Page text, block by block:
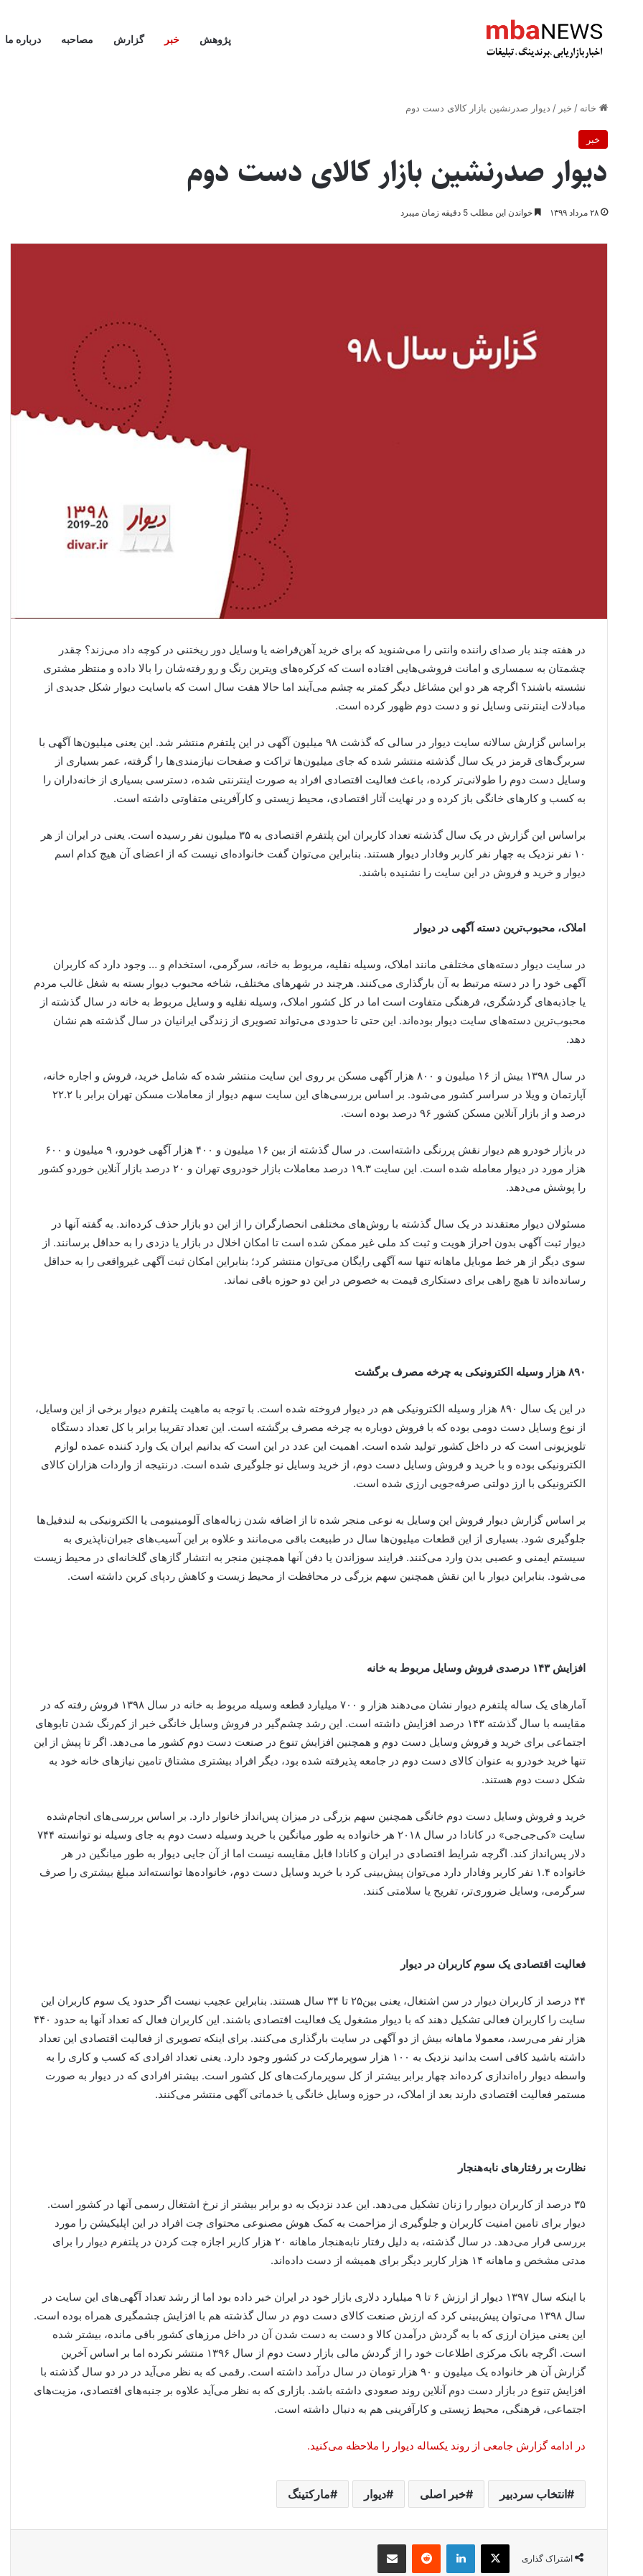
پژوهش خبر گزارش مصاحبه درباره ما
خانه / خبر / دیوار صدرنشین بازار کالای دست دوم
خبر
دیوار صدرنشین بازار کالای دست دوم
۲۸ مرداد ۱۳۹۹ خواندن این مطلب 5 دقیقه زمان میبرد
در هفته چند بار صدای راننده وانتی را می‌شنوید که برای خرید آهن‌قراضه یا وسایل دور ریختنی در کوچه داد می‌زند؟ چقدر
چشمتان به سمساری و امانت فروشی‌هایی افتاده است که کرکره‌های ویترین رنگ و رو رفته‌شان را بالا داده و منتظر مشتری
نشسته باشند؟ اگرچه هر دو این مشاغل دیگر کمتر به چشم می‌آیند اما حالا هفت سال است که باسایت دیوار شکل جدیدی از
مبادلات اینترنتی وسایل نو و دست دوم ظهور کرده است.
براساس گزارش سالانه سایت دیوار در سالی که گذشت ۹۸ میلیون آگهی در این پلتفرم منتشر شد. این یعنی میلیون‌ها آگهی با
سربرگ‌های قرمز در یک سال گذشته منتشر شده که جای میلیون‌ها تراکت و صفحات نیازمندی‌ها را گرفته، عمر بسیاری از
وسایل دست دوم را طولانی‌تر کرده، باعث فعالیت اقتصادی افراد به صورت اینترنتی شده، دسترسی بسیاری از خانه‌داران را
به کسب و کارهای خانگی باز کرده و در نهایت آثار اقتصادی، محیط زیستی و کارآفرینی متفاوتی داشته‌ است.
براساس این گزارش در یک سال گذشته تعداد کاربران این پلتفرم اقتصادی به ۳۵ میلیون نفر رسیده است. یعنی در ایران از هر
۱۰ نفر نزدیک به چهار نفر کاربر وفادار دیوار هستند. بنابراین می‌توان گفت خانواده‌ای نیست که از اعضای آن هیچ کدام اسم
دیوار و خرید و فروش در این سایت را نشنیده باشند.
املاک، محبوب‌ترین دسته آگهی در دیوار
در سایت دیوار دسته‌های مختلفی مانند املاک، وسیله نقلیه، مربوط به خانه، سرگرمی، استخدام و … وجود دارد که کاربران
آگهی خود را در دسته مرتبط به آن بارگذاری می‌کنند. هرچند در شهرهای مختلف، شاخه محبوب دیوار بسته به شغل غالب مردم
یا جاذبه‌های گردشگری، فرهنگی متفاوت است اما در کل کشور املاک، وسیله نقلیه و وسایل مربوط به خانه در سال گذشته از
محبوب‌ترین دسته‌های سایت دیوار بوده‌اند. این حتی تا حدودی می‌تواند تصویری از زندگی ایرانیان در سال گذشته هم نشان
دهد.
در سال ۱۳۹۸ بیش از ۱۶ میلیون و ۸۰۰ هزار آگهی مسکن بر روی این سایت منتشر شده که شامل خرید، فروش و اجاره خانه،
آپارتمان و ویلا در سراسر کشور می‌شود. بر اساس بررسی‌های این سایت سهم دیوار از معاملات مسکن تهران برابر با ۲۲.۲
درصد و از بازار آنلاین مسکن کشور ۹۶ درصد بوده است.
در بازار خودرو هم دیوار نقش پررنگی داشته‌است. در سال گذشته از بین ۱۶ میلیون و ۴۰۰ هزار آگهی خودرو، ۹ میلیون و ۶۰۰
هزار مورد در دیوار معامله شده است. این سایت ۱۹.۳ درصد معاملات بازار خودروی تهران و ۲۰ درصد بازار آنلاین خوردو کشور
را پوشش می‌دهد.
مسئولان دیوار معتقدند در یک سال گذشته با روش‌های مختلفی انحصارگران را از این دو بازار حذف کرده‌اند. به گفته آنها در
دیوار ثبت آگهی بدون احراز هویت و ثبت کد ملی غیر ممکن شده است تا امکان اخلال در بازار یا دزدی را به حداقل برسانند. از
سوی دیگر از هر خط موبایل ماهانه تنها سه آگهی رایگان می‌توان منتشر کرد؛ بنابراین امکان ثبت آگهی غیرواقعی را به حداقل
رسانده‌اند تا هیچ راهی برای دستکاری قیمت به خصوص در این دو حوزه باقی نماند.
۸۹۰ هزار وسیله الکترونیکی به چرخه مصرف برگشت
در این یک سال ۸۹۰ هزار وسیله الکترونیکی هم در دیوار فروخته شده است. با توجه به ماهیت پلتفرم دیوار برخی از این وسایل،
از نوع وسایل دست دومی بوده که با فروش دوباره به چرخه مصرف برگشته است. این تعداد تقریبا برابر با کل تعداد دستگاه
تلویزیونی است که در داخل کشور تولید شده است. اهمیت این عدد در این است که بدانیم ایران یک وارد کننده عمده لوازم
الکترونیکی بوده و با خرید و فروش وسایل دست دوم، از خرید وسایل نو جلوگیری شده است. درنتیجه از واردات هزاران کالای
الکترونیکی با ارز دولتی صرفه‌جویی ارزی شده است.
بر اساس گزارش دیوار فروش این وسایل به نوعی منجر شده تا از اضافه شدن زباله‌های آلومینیومی یا الکترونیکی به لندفیل‌ها
جلوگیری شود. بسیاری از این قطعات میلیون‌ها سال در طبیعت باقی می‌مانند و علاوه بر این آسیب‌های جبران‌ناپذیری به
سیستم ایمنی و عصبی بدن وارد می‌کنند. فرایند سوزاندن یا دفن آنها همچنین منجر به انتشار گازهای گلخانه‌ای در محیط زیست
می‌شود. بنابراین دیوار با این نقش همچنین سهم بزرگی در محافظت از محیط زیست و کاهش ردپای کربن داشته است.
افزایش ۱۴۳ درصدی فروش وسایل مربوط به خانه
آمارهای یک ساله پلتفرم دیوار نشان می‌دهند هزار و ۷۰۰ میلیارد قطعه وسیله مربوط به خانه در سال ۱۳۹۸ فروش رفته که در
مقایسه با سال گذشته ۱۴۳ درصد افزایش داشته است. این رشد چشم‌گیر در فروش وسایل خانگی خبر از کم‌رنگ شدن تابوهای
اجتماعی برای خرید و فروش وسایل دست دوم و همچنین افزایش تنوع در صنعت دست دوم کشور ما می‌دهد. اگر تا پیش از این
تنها خرید خودرو به عنوان کالای دست دوم در جامعه پذیرفته شده بود، دیگر افراد بیشتری مشتاق تامین نیازهای خانه خود به
شکل دست دوم هستند.
خرید و فروش وسایل دست دوم خانگی همچنین سهم بزرگی در میزان پس‌انداز خانوار دارد. بر اساس بررسی‌های انجام‌شده
سایت «کی‌جی‌جی» در کانادا در سال ۲۰۱۸ هر خانواده به طور میانگین با خرید وسیله دست دوم به جای وسیله نو توانسته ۷۴۴
دلار پس‌انداز کند. اگرچه شرایط اقتصادی در ایران و کانادا قابل مقایسه نیست اما از آن جایی دیوار به طور میانگین در هر
خانواده ۱.۴ نفر کاربر وفادار دارد می‌توان پیش‌بینی کرد با خرید وسایل دست دوم، خانواده‌ها توانسته‌اند مبلغ بیشتری را صرف
سرگرمی، وسایل ضروری‌تر، تفریح یا سلامتی کنند.
فعالیت اقتصادی یک سوم کاربران در دیوار
۴۴ درصد از کاربران دیوار در سن اشتغال، یعنی بین۲۵ تا ۳۴ سال هستند. بنابراین عجیب نیست اگر حدود یک سوم کاربران این
سایت را کاربران فعالی تشکیل دهند که با دیوار مشغول یک فعالیت اقتصادی باشند. این کاربران فعال که تعداد آنها به حدود ۴۴۰
هزار نفر می‌رسد، معمولا ماهانه بیش از دو آگهی در سایت بارگذاری می‌کنند. برای اینکه تصویری از فعالیت اقتصادی این تعداد
داشته باشید کافی است بدانید نزدیک به ۱۰۰ هزار سوپرمارکت در کشور وجود دارد. یعنی تعداد افرادی که کسب و کاری را به
واسطه دیوار راه‌اندازی کرده‌اند چهار برابر بیشتر از کل سوپرمارکت‌های کل کشور است. بیشتر افرادی که در دیوار به صورت
مستمر فعالیت اقتصادی دارند بعد از املاک، در حوزه وسایل خانگی یا خدماتی آگهی منتشر می‌کنند.
نظارت بر رفتارهای نابه‌هنجار
۳۵ درصد از کاربران دیوار را زنان تشکیل می‌دهد. این عدد نزدیک به دو برابر بیشتر از نرخ اشتغال رسمی آنها در کشور است.
دیوار برای تامین امنیت کاربران و جلوگیری از مزاحمت به کمک هوش مصنوعی محتوای چت‌ افراد در این اپلیکیشن را مورد
بررسی قرار می‌دهد. در سال گذشته، به دلیل رفتار نابه‌هنجار ماهانه ۲۰ هزار کاربر اجازه چت کردن در پلتفرم دیوار را برای
مدتی مشخص و ماهانه ۱۴ هزار کاربر دیگر برای همیشه از دست داده‌اند.
با اینکه سال ۱۳۹۷ دیوار از ارزش ۶ تا ۹ میلیارد دلاری بازار خود در ایران خبر داده بود اما از رشد تعداد آگهی‌های این سایت در
سال ۱۳۹۸ می‌توان پیش‌بینی کرد که ارزش صنعت کالای دست دوم در سال گذشته هم با افزایش چشمگیری همراه بوده است.
این یعنی میزان ارزی که با به گردش درآمدن کالا و دست به دست شدن آن در داخل مرزهای کشور باقی مانده، بیشتر شده
است. اگرچه بانک مرکزی اطلاعات خود را از گردش مالی بازار دست دوم از سال ۱۳۹۶ منتشر نکرده اما بر اساس آخرین
گزارش آن هر خانواده یک میلیون و ۹۰ هزار تومان در سال درآمد داشته است. رقمی که به نظر می‌آید در در دو سال گذشته با
افزایش تنوع در بازار دست دوم آنلاین روند صعودی داشته باشد. بازاری که به نظر می‌آید علاوه بر جنبه‌های اقتصادی، مزیت‌های
اجتماعی، فرهنگی، محیط زیستی و کارآفرینی هم به دنبال داشته است.
در ادامه گزارش جامعی از روند یکساله دیوار را ملاحظه می‌کنید.
انتخاب سردبیر خبر اصلی دیوار مارکتینگ
اشتراک گذاری
X لینکدین ‫رددیت اشتراک گذاری از طریق ایمیل